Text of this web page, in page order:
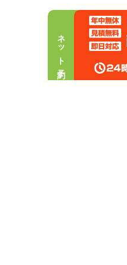
ネット予約